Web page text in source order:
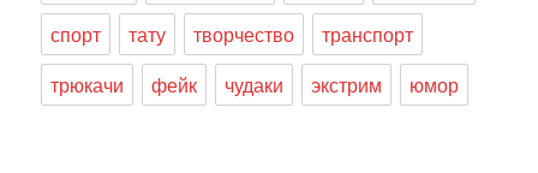
спорт
тату творчество
транспорт
трюкачи
фейк чудаки экстрим юмор